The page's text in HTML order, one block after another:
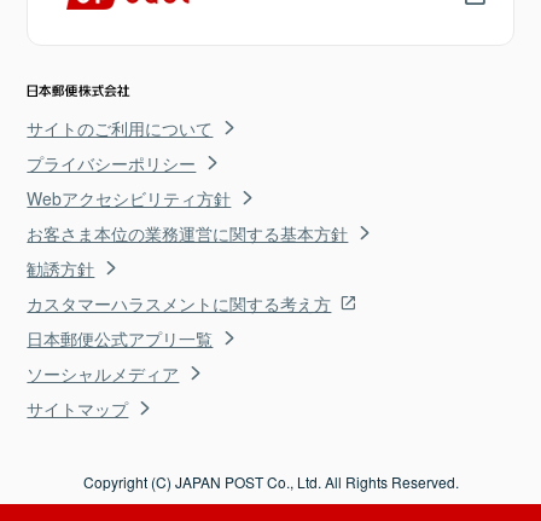
サイトのご利用について
プライバシーポリシー
Webアクセシビリティ方針
お客さま本位の業務運営に関する基本方針
勧誘方針
カスタマーハラスメントに関する考え方
日本郵便公式アプリ一覧
ソーシャルメディア
サイトマップ
Copyright (C) JAPAN POST Co., Ltd. All Rights Reserved.